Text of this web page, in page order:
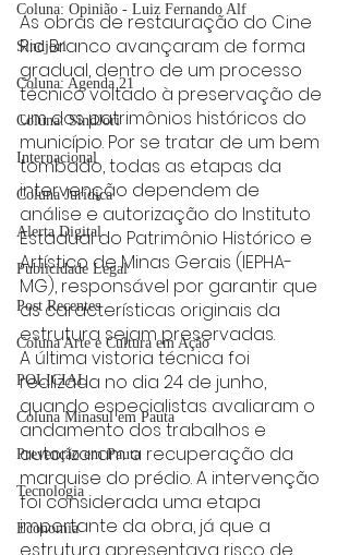
Coluna: Opinião - Luiz Fernando Alf
Sindjori
Coluna: Agenda 21
Coluna: SindJori
Internacional
Coluna Jurídica
Alerta Digital
Publicidade Legal
Post Recentes
Coluna Arte e Cultura em Ação
POLICIAL
Coluna Minasul em Pauta
Prevenção em Pauta
Tecnologia
Economia
As obras de restauração do Cine
Rio Branco avançaram de forma
gradual, dentro de um processo
técnico voltado à preservação de
um dos patrimônios históricos do
município. Por se tratar de um bem
tombado, todas as etapas da
intervenção dependem de
análise e autorização do Instituto
Estadual do Patrimônio Histórico e
Artístico de Minas Gerais (IEPHA-
MG), responsável por garantir que
as características originais da
estrutura sejam preservadas.
A última vistoria técnica foi
realizada no dia 24 de junho,
quando especialistas avaliaram o
andamento dos trabalhos e
autorizaram a recuperação da
marquise do prédio. A intervenção
foi considerada uma etapa
importante da obra, já que a
estrutura apresentava risco de